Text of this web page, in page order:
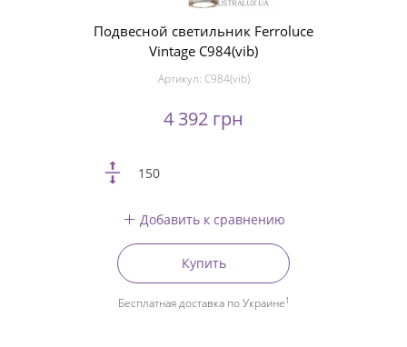
Подвесной светильник Ferroluce
Vintage C984(vib)
Артикул: C984(vib)
4 392 грн
150
Добавить к сравнению
Купить
Бесплатная доставка по Украине1